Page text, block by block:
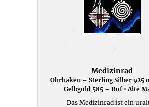
Medizinrad
Ohrhaken – Sterling Silber 925
Gelbgold 585 – Ruf • Alte
Das Medizinrad ist ein